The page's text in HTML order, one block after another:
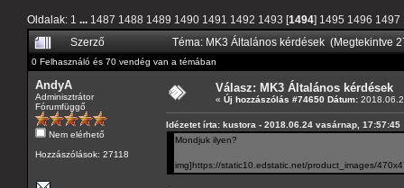
Oldalak: 1 ... 1487 1488 1489 1490 1491 1492 1493 [1494] 1495 1496 1497
Szerző
Téma: MK3 Általános kérdések (Megtekintve
0 Felhasználó és 70 vendég van a témában
AndyA
Adminisztrátor
Fórumfüggő
Nem elérhető
Hozzászólások: 27118
Válasz: MK3 Általános kérdések
« Új hozzászólás #74650 Dátum:
Idézetet írta: kustora - 2018.06.24 vasárnap, 17:57:45
Mondjuk ilyen?
img]https://static10.edstatic.net/product_images/